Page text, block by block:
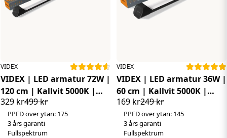
VIDEX
VIDEX | LED armatur 72W |
120 cm | Kallvit 5000K |
8000 LM499 kr
329 kr
PPFD över ytan: 175
3 års garanti
Fullspektrum
VIDEX
VIDEX | LED armatur 36W |
60 cm | Kallvit 5000K |
4000 LM249 kr
169 kr
PPFD över ytan: 145
3 års garanti
Fullspektrum